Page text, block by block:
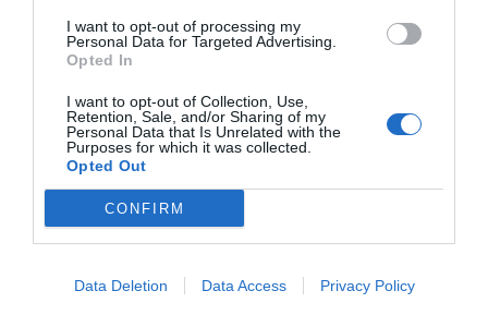
I want to opt-out of processing my
Personal Data for Targeted Advertising.
Opted In
I want to opt-out of Collection, Use,
Retention, Sale, and/or Sharing of my
Personal Data that Is Unrelated with the
Purposes for which it was collected.
Opted Out
CONFIRM
Data Deletion Data Access Privacy Policy